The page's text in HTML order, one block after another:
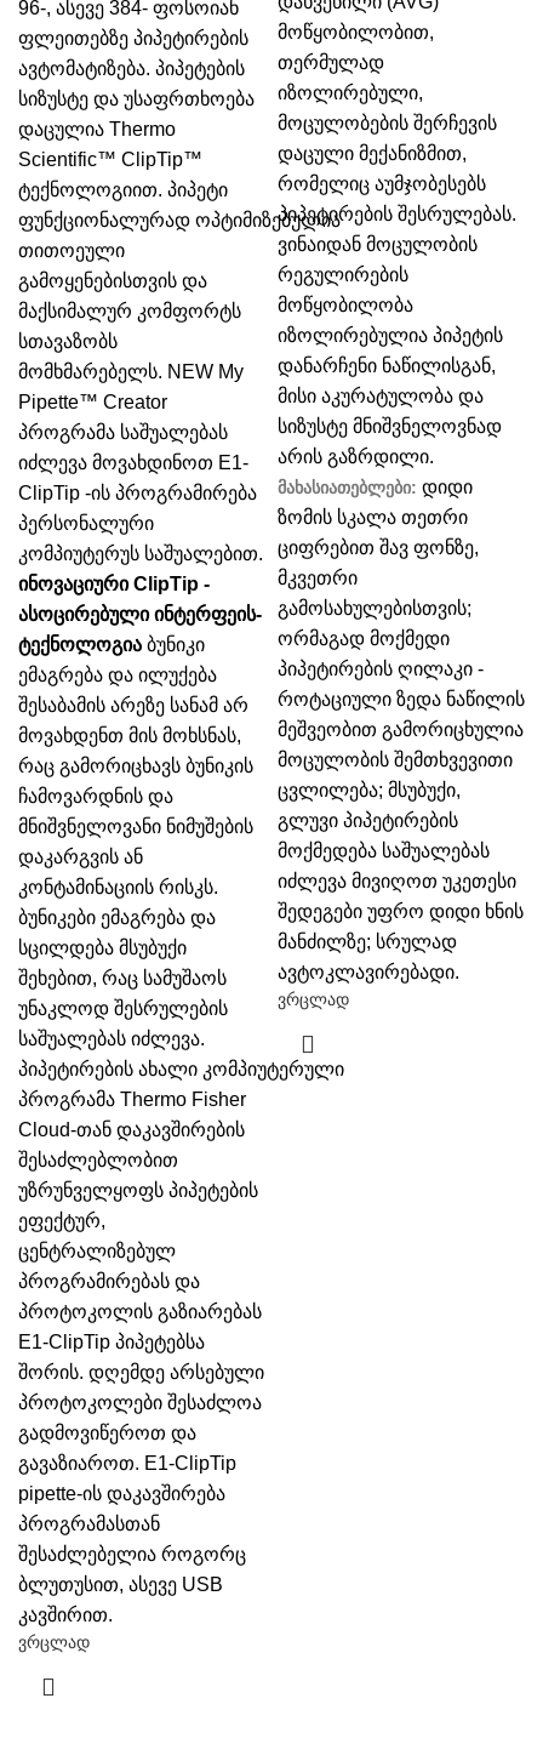
96-, ასევე 384- ფოსოიან
ფლეითებზე პიპეტირების
ავტომატიზება. პიპეტების
სიზუსტე და უსაფრთხოება
დაცულია Thermo
Scientific™ ClipTip™
ტექნოლოგიით. პიპეტი
ფუნქციონალურად ოპტიმიზებულია
თითოეული
გამოყენებისთვის და
მაქსიმალურ კომფორტს
სთავაზობს
მომხმარებელს. NEW My
Pipette™ Creator
პროგრამა საშუალებას
იძლევა მოვახდინოთ E1-
ClipTip -ის პროგრამირება
პერსონალური
კომპიუტერუს საშუალებით.
ინოვაციური ClipTip -
ასოცირებული ინტერფეის-
ტექნოლოგია ბუნიკი
ემაგრება და ილუქება
შესაბამის არეზე სანამ არ
მოვახდენთ მის მოხსნას,
რაც გამორიცხავს ბუნიკის
ჩამოვარდნის და
მნიშვნელოვანი ნიმუშების
დაკარგვის ან
კონტამინაციის რისკს.
ბუნიკები ემაგრება და
სცილდება მსუბუქი
შეხებით, რაც სამუშაოს
უნაკლოდ შესრულების
საშუალებას იძლევა.
პიპეტირების ახალი კომპიუტერული
პროგრამა Thermo Fisher
Cloud-თან დაკავშირების
შესაძლებლობით
უზრუნველყოფს პიპეტების
ეფექტურ,
ცენტრალიზებულ
პროგრამირებას და
პროტოკოლის გაზიარებას
E1-ClipTip პიპეტებსა
შორის. დღემდე არსებული
პროტოკოლები შესაძლოა
გადმოვიწეროთ და
გავაზიაროთ. E1-ClipTip
pipette-ის დაკავშირება
პროგრამასთან
შესაძლებელია როგორც
ბლუთუსით, ასევე USB
კავშირით.
ვრცლად
მოწყობილობით,
თერმულად
იზოლირებული,
მოცულობების შერჩევის
დაცული მექანიზმით,
რომელიც აუმჯობესებს
პიპეტირების შესრულებას.
ვინაიდან მოცულობის
რეგულირების
მოწყობილობა
იზოლირებულია პიპეტის
დანარჩენი ნაწილისგან,
მისი აკურატულობა და
სიზუსტე მნიშვნელოვნად
არის გაზრდილი.
მახასიათებლები: დიდი
ზომის სკალა თეთრი
ციფრებით შავ ფონზე,
მკვეთრი
გამოსახულებისთვის;
ორმაგად მოქმედი
პიპეტირების ღილაკი -
როტაციული ზედა ნაწილის
მეშვეობით გამორიცხულია
მოცულობის შემთხვევითი
ცვლილება; მსუბუქი,
გლუვი პიპეტირების
მოქმედება საშუალებას
იძლევა მივიღოთ უკეთესი
შედეგები უფრო დიდი ხნის
მანძილზე; სრულად
ავტოკლავირებადი.
ვრცლად